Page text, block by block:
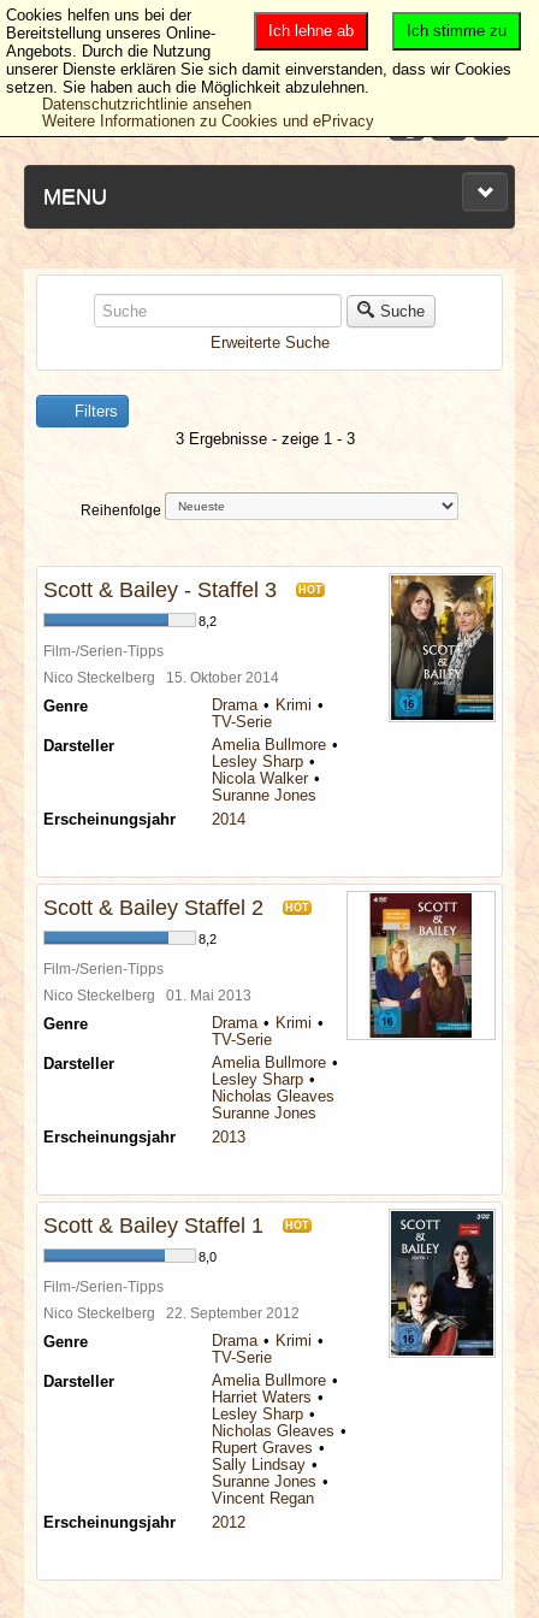
MENU
NEUESTE ARTIKEL
NEWS & DATES
BERICHTE
VERLOSUNGEN
SPECIALS
REDAKTION
LINKS
Suche
Erweiterte Suche
Filters
3 Ergebnisse - zeige 1 - 3
Reihenfolge
Scott & Bailey - Staffel 3 HOT
8,2
Film-/Serien-Tipps
Nico Steckelberg 15. Oktober 2014
Genre Drama
Krimi
TV-Serie
Darsteller
Amelia Bullmore
Lesley Sharp
Nicola Walker
Suranne Jones
Erscheinungsjahr
2014
Scott & Bailey Staffel 2 HOT
8,2
Film-/Serien-Tipps
Nico Steckelberg 01. Mai 2013
Genre Drama
Krimi
TV-Serie
Darsteller
Amelia Bullmore
Lesley Sharp
Nicholas Gleaves
Suranne Jones
Erscheinungsjahr
2013
Scott & Bailey Staffel 1 HOT
8,0
Film-/Serien-Tipps
Nico Steckelberg 22. September 2012
Genre Drama
Krimi
TV-Serie
Darsteller
Amelia Bullmore
Harriet Waters
Lesley Sharp
Nicholas Gleaves
Rupert Graves
Sally Lindsay
Suranne Jones
Vincent Regan
Erscheinungsjahr
2012
Ich stimme zu
Ich lehne ab
Cookies helfen uns bei der
Bereitstellung unseres Online-
Angebots. Durch die Nutzung
unserer Dienste erklären Sie sich damit einverstanden, dass wir Cookies
setzen. Sie haben auch die Möglichkeit abzulehnen.
Datenschutzrichtlinie ansehen
Weitere Informationen zu Cookies und ePrivacy